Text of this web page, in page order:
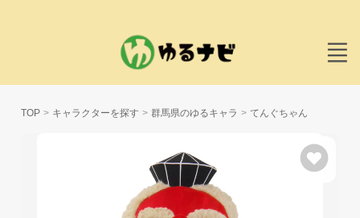
TOP キャラクターを探す 群馬県のゆるキャラ てんぐちゃん